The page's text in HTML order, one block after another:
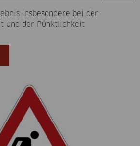
insbesondere bei der
und der Pünktlichkeit